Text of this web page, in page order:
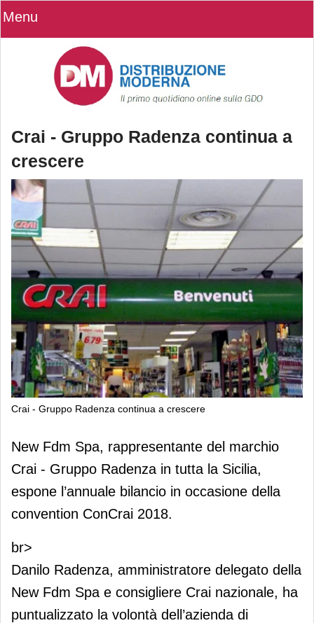
Menu
Crai - Gruppo Radenza continua a
crescere
Crai - Gruppo Radenza continua a crescere
Crai - Gruppo Radenza continua a
crescere
New Fdm Spa, rappresentante del marchio
Crai - Gruppo Radenza in tutta la Sicilia,
espone l’annuale bilancio in occasione della
convention ConCrai 2018.
br>
Danilo Radenza, amministratore delegato della
New Fdm Spa e consigliere Crai nazionale, ha
puntualizzato la volontà dell’azienda di